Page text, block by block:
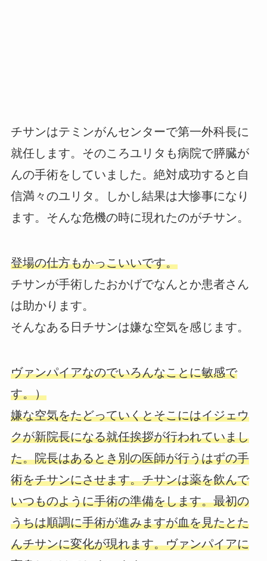
チサンはテミンがんセンターで第一外科長に
就任します。そのころユリタも病院で膵臓が
んの手術をしていました。絶対成功すると自
信満々のユリタ。しかし結果は大惨事になり
ます。そんな危機の時に現れたのがチサン。
登場の仕方もかっこいいです。
チサンが手術したおかげでなんとか患者さん
は助かります。
そんなある日チサンは嫌な空気を感じます。
ヴァンパイアなのでいろんなことに敏感で
す。）
嫌な空気をたどっていくとそこにはイジェウ
クが新院長になる就任挨拶が行われていまし
た。院長はあるとき別の医師が行うはずの手
術をチサンにさせます。チサンは薬を飲んで
いつものように手術の準備をします。最初の
うちは順調に手術が進みますが血を見たとた
んチサンに変化が現れます。ヴァンパイアに